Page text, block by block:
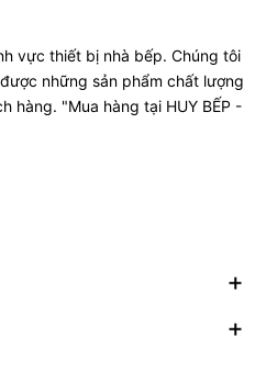
vực thiết bị nhà bếp. Chúng tôi
những sản phẩm chất lượng
hàng. "Mua hàng tại HUY BẾP -